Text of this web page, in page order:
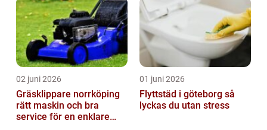
02 juni 2026
Gräsklippare norrköping
rätt maskin och bra
service för en enklare
01 juni 2026
Flyttstäd i göteborg så
lyckas du utan stress